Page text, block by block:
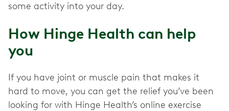
some activity into your day.
How Hinge Health can help
you
If you have joint or muscle pain that makes it
hard to move, you can get the relief you’ve been
looking for with Hinge Health’s online exercise